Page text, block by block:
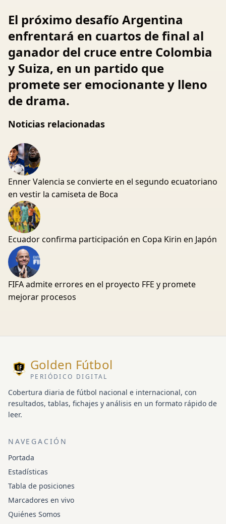
El próximo desafío Argentina
enfrentará en cuartos de final al
ganador del cruce entre Colombia
y Suiza, en un partido que
promete ser emocionante y lleno
de drama.
Noticias relacionadas
Enner Valencia se convierte en el segundo ecuatoriano
en vestir la camiseta de Boca
Ecuador confirma participación en Copa Kirin en Japón
FIFA admite errores en el proyecto FFE y promete
mejorar procesos
Golden Fútbol
PERIÓDICO DIGITAL
Cobertura diaria de fútbol nacional e internacional, con
resultados, tablas, fichajes y análisis en un formato rápido de
leer.
NAVEGACIÓN
Portada
Estadísticas
Tabla de posiciones
Marcadores en vivo
Quiénes Somos